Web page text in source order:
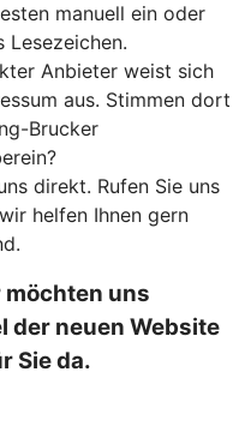
manuell ein oder
Lesezeichen.
Anbieter weist sich
aus. Stimmen dort
Brucker
direkt. Rufen Sie uns
helfen Ihnen gern
möchten uns
der neuen Website
Sie da.